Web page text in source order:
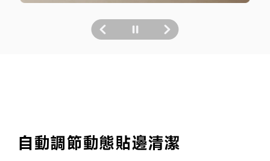
自動調節動態貼邊清潔